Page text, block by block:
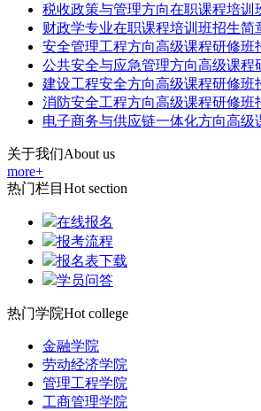
税收政策与管理方向在职课程培训
财政学专业在职课程培训班招生简
安全管理工程方向高级课程研修班
公共安全与应急管理方向高级课程
建设工程安全方向高级课程研修班
消防安全工程方向高级课程研修班
电子商务与供应链一体化方向高级
关于我们About us
more+
热门栏目 Hot section
在线报名
报考流程
报名表下载
学员问答
热门学院Hot college
金融学院
劳动经济学院
管理工程学院
工商管理学院